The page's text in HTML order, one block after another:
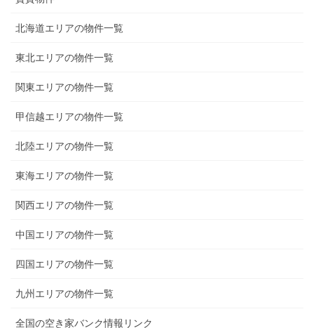
北海道エリアの物件一覧
東北エリアの物件一覧
関東エリアの物件一覧
甲信越エリアの物件一覧
北陸エリアの物件一覧
東海エリアの物件一覧
関西エリアの物件一覧
中国エリアの物件一覧
四国エリアの物件一覧
九州エリアの物件一覧
全国の空き家バンク情報リンク